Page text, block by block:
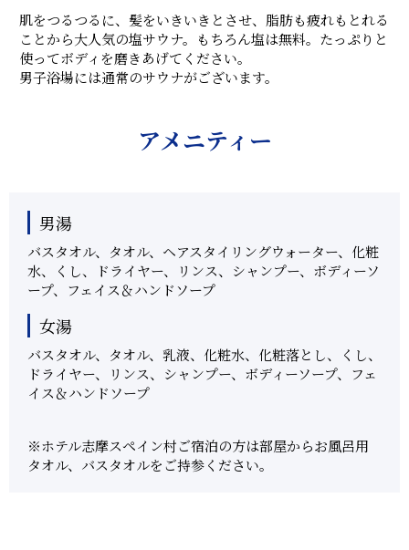
肌をつるつるに、髪をいきいきとさせ、脂肪も疲れもとれる
ことから大人気の塩サウナ。もちろん塩は無料。たっぷりと
使ってボディを磨きあげてください。
男子浴場には通常のサウナがございます。
アメニティー
男湯
バスタオル、タオル、ヘアスタイリングウォーター、化粧
水、くし、ドライヤー、リンス、シャンプー、ボディーソ
ープ、フェイス＆ハンドソープ
女湯
バスタオル、タオル、乳液、化粧水、化粧落とし、くし、
ドライヤー、リンス、シャンプー、ボディーソープ、フェ
イス＆ハンドソープ
※ホテル志摩スペイン村ご宿泊の方は部屋からお風呂用
タオル、バスタオルをご持参ください。